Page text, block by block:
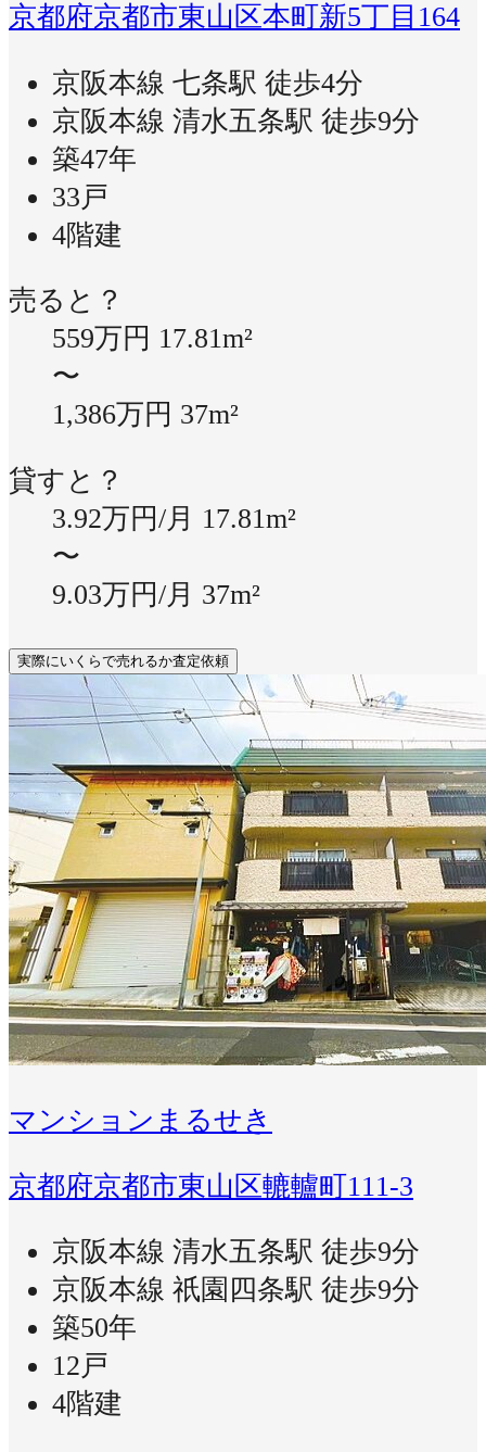
京都府京都市東山区本町新5丁目164
京阪本線 七条駅 徒歩4分
京阪本線 清水五条駅 徒歩9分
築47年
33戸
4階建
売ると？
559万円 17.81m²
〜
1,386万円 37m²
貸すと？
3.92万円/月 17.81m²
〜
9.03万円/月 37m²
実際にいくらで売れるか査定依頼
マンションまるせき
京都府京都市東山区轆轤町111-3
京阪本線 清水五条駅 徒歩9分
京阪本線 祇園四条駅 徒歩9分
築50年
12戸
4階建